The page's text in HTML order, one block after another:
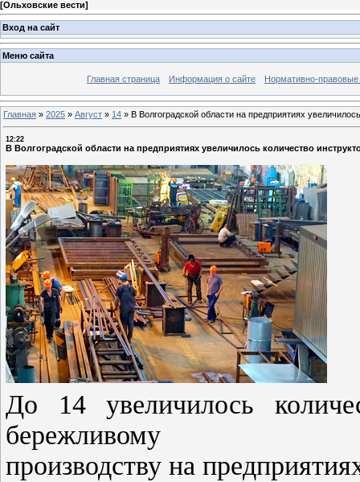
[Ольховские вести]
Вход на сайт
Меню сайта
Главная страница Информация о сайте Нормативно-правовые
Главная » 2025 » Август » 14 » В Волгоградской области на предприятиях
12:22
В Волгоградской области на предприятиях увеличилось количество
До 14 увеличилось
бережливому
производству на